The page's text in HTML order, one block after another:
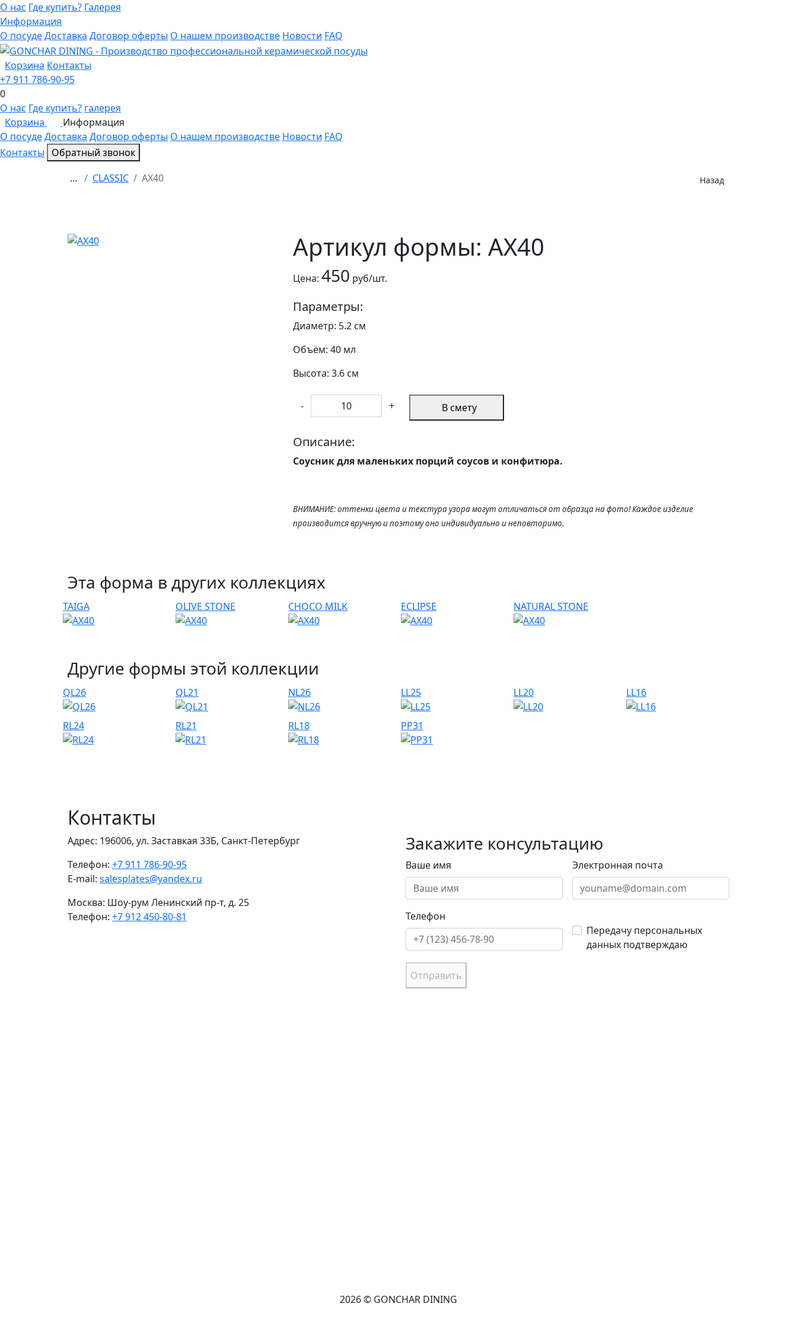
О нас Где купить? Галерея
Информация
О посудеДоставка Договор оферты О нашем производстве Новости FAQ
Корзина Контакты
+7 911 786-90-95
0
О нас Где купить? галерея
Корзина
Информация
О посудеДоставка Договор оферты О нашем производстве Новости FAQ
Контакты
Обратный звонок
...
CLASSIC AX40 Назад
Артикул формы: AX40
Цена: 450 руб/шт.
Параметры:
Диаметр: 5.2 см
Объём: 40 мл
Высота: 3.6 см
- + В смету
Описание:
Соусник для маленьких порций соусов и конфитюра.
ВНИМАНИЕ: оттенки цвета и текстура узора могут отличаться от образца на фото! Каждое изделие
производится вручную и поэтому оно индивидуально и неповторимо.
Эта форма в других коллекциях
TAIGA OLIVE STONE CHOCO MILK ECLIPSE NATURAL STONE
Другие формы этой коллекции
QL26 QL21 NL26 LL25 LL20 LL16
RL24 RL21 RL18 PP31
Контакты
Адрес: 196006, ул. Заставкая 33Б, Санкт-Петербург
Телефон: +7 911 786-90-95
E-mail: salesplates@yandex.ru
Москва: Шоу-рум Ленинский пр-т, д. 25
Телефон: +7 912 450-80-81
Закажите консультацию
Ваше имя Электронная почта
Телефон
Передачу персональных
данных подтверждаю
Отправить
2026 © GONCHAR DINING